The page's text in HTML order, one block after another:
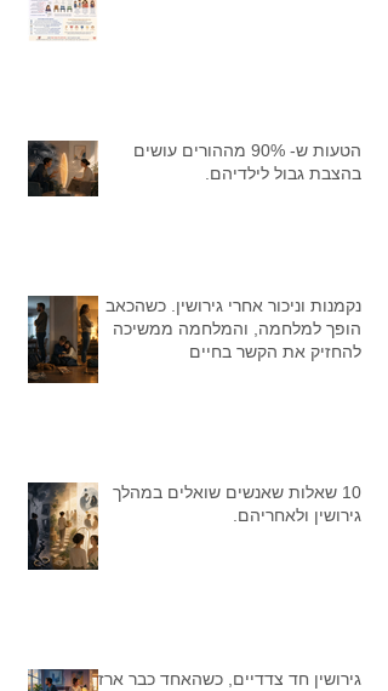
הטעות ש- 90% מההורים עושים
בהצבת גבול לילדיהם.
נקמנות וניכור אחרי גירושין. כשהכאב
הופך למלחמה, והמלחמה ממשיכה
להחזיק את הקשר בחיים
10 שאלות שאנשים שואלים במהלך
גירושין ולאחריהם.
גירושין חד צדדיים, כשהאחד כבר ארז